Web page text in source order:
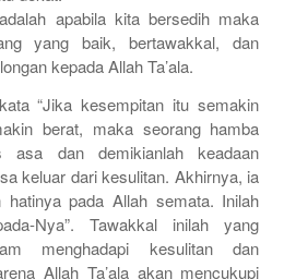
apabila kita bersedih maka
yang baik, bertawakkal, dan
kepada Allah Ta’ala.
“Jika kesempitan itu semakin
berat, maka seorang hamba
asa dan demikianlah keadaan
keluar dari kesulitan. Akhirnya, ia
hatinya pada Allah semata. Inilah
Nya”. Tawakkal inilah yang
menghadapi kesulitan dan
Allah Ta’ala akan mencukupi